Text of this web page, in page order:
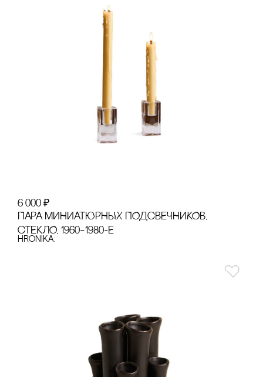
6 000 ₽
ПАРА МИНИАТЮРНЫХ ПОДсВЕЧНИКОВ,
сТЕКЛО, 1960–1980-Е
hronika: